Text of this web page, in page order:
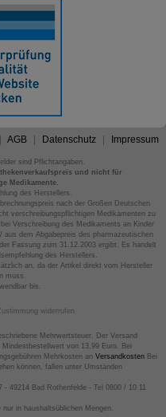
AGB Datenschutz Impressum
sind Pflichtangaben.
und nicht für
Medikamente.
des Herstellers.
nach der Großen Deutschen
verschreibungspflichtigen Medikamenten zu
Verschreibung des Medikaments an Kinder
dem Abgabepreis des pharmazeutischen
Fassung zum 31.12.2003 ergibt. Es handelt
des Herstellers.
an, da der Artikel direkt vom Hersteller
muss.
bis.
widerrufen
Mehrwertsteuer. Der Versand
von 13,99 Euro. Bei
Mehrkosten an VersandkostenBei
können, fallen unter Umständen
49214 Bad Rothenfelde - Tel 0800 / 10 11
in haushaltsüblichen Mengen.